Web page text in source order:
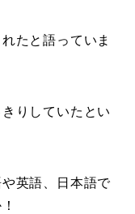
たと語っていま
りしていたとい
英語、日本語で